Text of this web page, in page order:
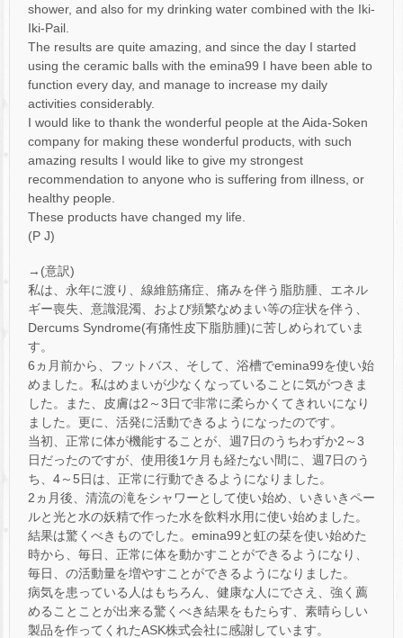
shower, and also for my drinking water combined with the Iki-
Iki-Pail.
The results are quite amazing, and since the day I started
using the ceramic balls with the emina99 I have been able to
function every day, and manage to increase my daily
activities considerably.
I would like to thank the wonderful people at the Aida-Soken
company for making these wonderful products, with such
amazing results I would like to give my strongest
recommendation to anyone who is suffering from illness, or
healthy people.
These products have changed my life.
(P J)
→(意訳)
私は、永年に渡り、線維筋痛症、痛みを伴う脂肪腫、エネル
ギー喪失、意識混濁、および頻繁なめまい等の症状を伴う、
Dercums Syndrome(有痛性皮下脂肪腫)に苦しめられていま
す。
6ヵ月前から、フットバス、そして、浴槽でemina99を使い始
めました。私はめまいが少なくなっていることに気がつきま
した。また、皮膚は2～3日で非常に柔らかくてきれいになり
ました。更に、活発に活動できるようになったのです。
当初、正常に体が機能することが、週7日のうちわずか2～3
日だったのですが、使用後1ケ月も経たない間に、週7日のう
ち、4～5日は、正常に行動できるようになりました。
2ヵ月後、清流の滝をシャワーとして使い始め、いきいきペー
ルと光と水の妖精で作った水を飲料水用に使い始めました。
結果は驚くべきものでした。emina99と虹の栞を使い始めた
時から、毎日、正常に体を動かすことができるようになり、
毎日、の活動量を増やすことができるようになりました。
病気を患っている人はもちろん、健康な人にでさえ、強く薦
めることことが出来る驚くべき結果をもたらす、素晴らしい
製品を作ってくれたASK株式会社に感謝しています。